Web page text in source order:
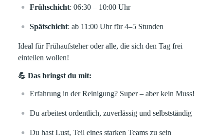
Frühschicht: 06:30 – 10:00 Uhr
Spätschicht: ab 11:00 Uhr für 4–5 Stunden
Ideal für Frühaufsteher oder alle, die sich den Tag frei
einteilen wollen!
💪 Das bringst du mit:
Erfahrung in der Reinigung? Super – aber kein Muss!
Du arbeitest ordentlich, zuverlässig und selbstständig
Du hast Lust, Teil eines starken Teams zu sein